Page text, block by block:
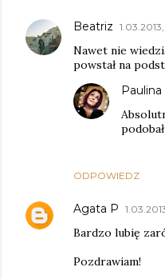
Beatriz
Nawet nie
powstał na
ODPOWIEDZ
Paulina
Agata P
Bardzo lubię
Pozdrawiam!